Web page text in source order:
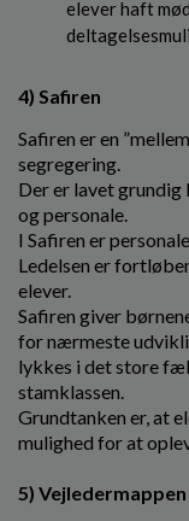
elever haft
4) Safiren
Safiren er en
segregering.
Der er lavet
og personale.
I Safiren er
Ledelsen er
elever.
Safiren giver
for nærmeste
lykkes i det store
stamklassen.
Grundtanken er, at
mulighed for at
5) Vejledermappen